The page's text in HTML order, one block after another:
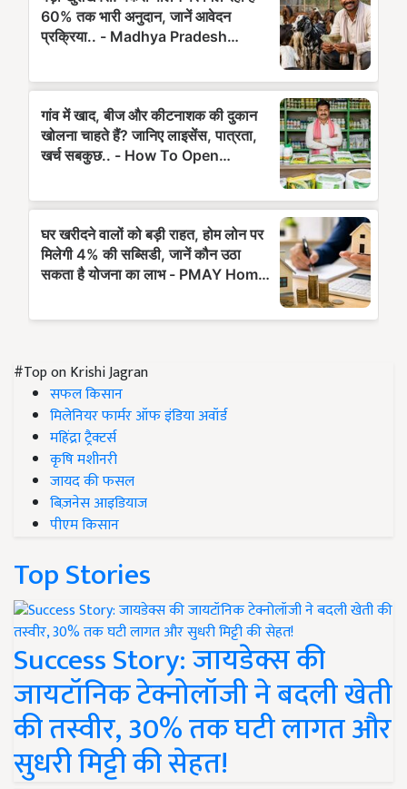
#Top on Krishi Jagran
सफल किसान
मिलेनियर फार्मर ऑफ इंडिया अवॉर्ड
महिंद्रा ट्रैक्टर्स
कृषि मशीनरी
जायद की फसल
बिज़नेस आइडियाज
पीएम किसान
Top Stories
Success Story: जायडेक्स की
जायटॉनिक टेक्नोलॉजी ने बदली खेती
की तस्वीर, 30% तक घटी लागत और
सुधरी मिट्टी की सेहत!